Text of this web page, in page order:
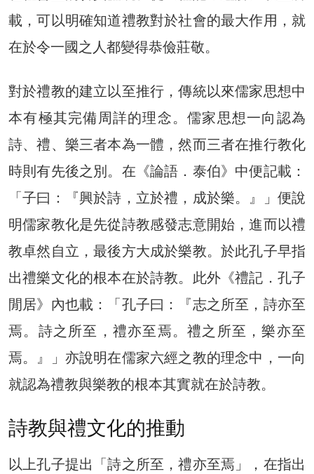
載，可以明確知道禮教對於社會的最大作用，就
在於令一國之人都變得恭儉莊敬。
對於禮教的建立以至推行，傳統以來儒家思想中
本有極其完備周詳的理念。儒家思想一向認為
詩、禮、樂三者本為一體，然而三者在推行教化
時則有先後之別。在《論語．泰伯》中便記載：
「子曰：『興於詩，立於禮，成於樂。』」便說
明儒家教化是先從詩教感發志意開始，進而以禮
教卓然自立，最後方大成於樂教。於此孔子早指
出禮樂文化的根本在於詩教。此外《禮記．孔子
閒居》內也載：「孔子曰：『志之所至，詩亦至
焉。詩之所至，禮亦至焉。禮之所至，樂亦至
焉。』」亦說明在儒家六經之教的理念中，一向
就認為禮教與樂教的根本其實就在於詩教。
詩教與禮文化的推動
以上孔子提出「詩之所至，禮亦至焉」，在指出